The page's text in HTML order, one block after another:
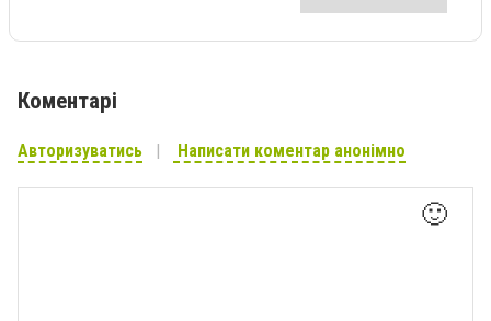
Коментарі
Авторизуватись Написати коментар анонімно
🙂